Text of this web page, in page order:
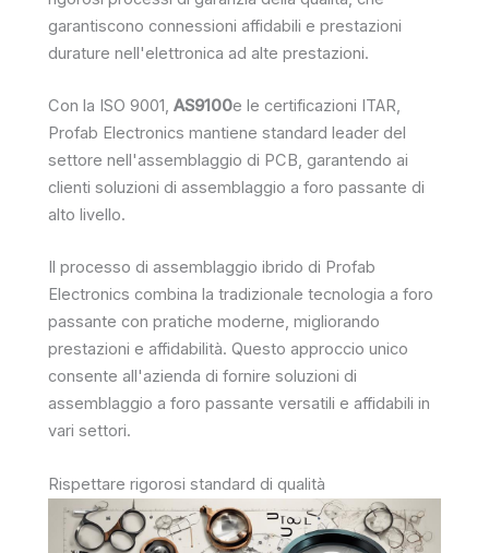
garantiscono connessioni affidabili e prestazioni
durature nell'elettronica ad alte prestazioni.
Con la ISO 9001, AS9100e le certificazioni ITAR,
Profab Electronics mantiene standard leader del
settore nell'assemblaggio di PCB, garantendo ai
clienti soluzioni di assemblaggio a foro passante di
alto livello.
Il processo di assemblaggio ibrido di Profab
Electronics combina la tradizionale tecnologia a foro
passante con pratiche moderne, migliorando
prestazioni e affidabilità. Questo approccio unico
consente all'azienda di fornire soluzioni di
assemblaggio a foro passante versatili e affidabili in
vari settori.
Rispettare rigorosi standard di qualità